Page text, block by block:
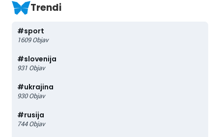
Trendi
#sport
1609 Objav
#slovenija
931 Objav
#ukrajina
930 Objav
#rusija
744 Objav